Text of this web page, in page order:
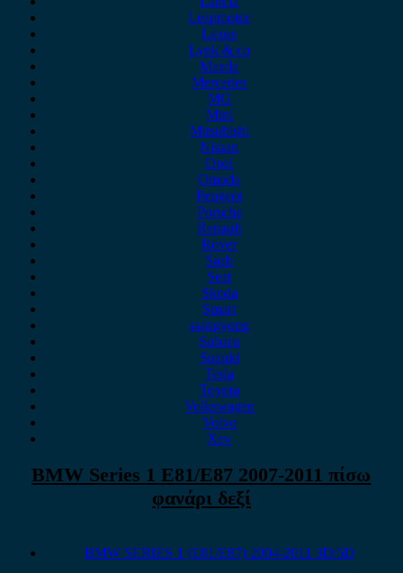
Leapmotor
Lexus
Lynk & co
Mazda
Mercedes
MG
Mini
Mitsubishi
Nissan
Opel
Omoda
Peugeot
Porsche
Renault
Rover
Saab
Seat
Skoda
Smart
ssangyong
Subaru
Suzuki
Tesla
Toyota
Volkswagen
Volvo
Xev
BMW Series 1 E81/E87 2007-2011 πίσω
φανάρι δεξί
BMW SERIES 1 (E81/E87) 2004-2011 3D/5D